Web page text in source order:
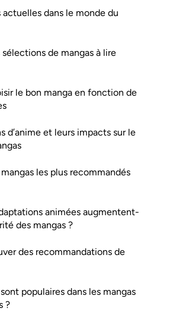
actuelles dans le monde du
de mangas à lire
le bon manga en fonction de
d’anime et leurs impacts sur le
les plus recommandés
animées augmentent-
des mangas ?
des recommandations de
populaires dans les mangas
?